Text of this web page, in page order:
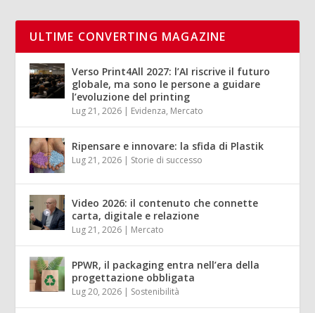
ULTIME CONVERTING MAGAZINE
Verso Print4All 2027: l’AI riscrive il futuro
globale, ma sono le persone a guidare
l’evoluzione del printing
Lug 21, 2026 | Evidenza, Mercato
Ripensare e innovare: la sfida di Plastik
Lug 21, 2026 | Storie di successo
Video 2026: il contenuto che connette
carta, digitale e relazione
Lug 21, 2026 | Mercato
PPWR, il packaging entra nell’era della
progettazione obbligata
Lug 20, 2026 | Sostenibilità